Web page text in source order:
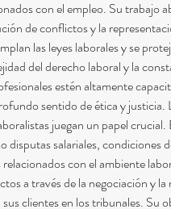
con el empleo. Su trabajo
de conflictos y la
las leyes laborales y se
del derecho laboral y la
estén altamente
sentido de ética y justicia.
juegan un papel
disputas salariales, condiciones
con el ambiente
a través de la negociación y
clientes en los tribunales. Su